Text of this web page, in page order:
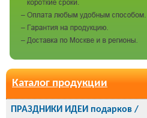
Каталог продукции
ПРАЗДНИКИ ИДЕИ подарков /